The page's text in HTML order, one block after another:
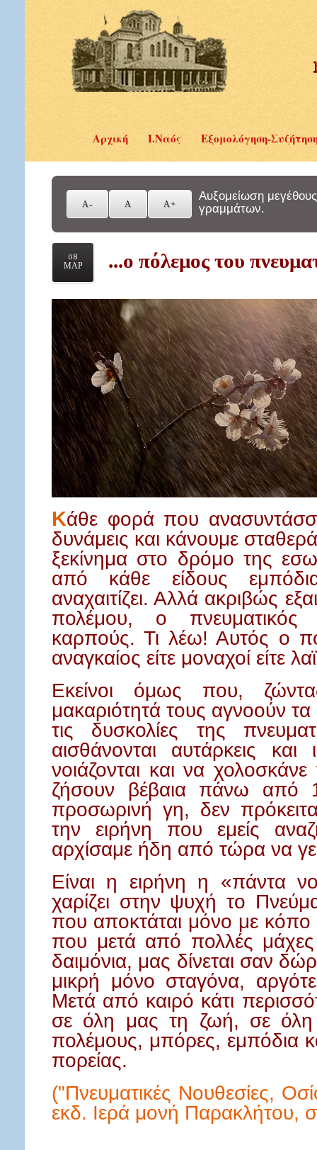
Αρχική Ι.Ναός Εξομολόγηση-
Αυξομείωση μεγέθους
γραμμάτων.
08
ΜΑΡ
...ο πόλεμος του
Κάθε φορά που
δυνάμεις και κάνουμε
ξεκίνημα στο δρόμο της
από κάθε είδους
αναχαιτίζει. Αλλά ακριβώς
πολέμου, ο
καρπούς. Τι λέω! Αυτός ο
αναγκαίος είτε μοναχοί είτε
Εκείνοι όμως που,
μακαριότητά τους αγνοούν
τις δυσκολίες της
αισθάνονται αυτάρκεις
νοιάζονται και να
ζήσουν βέβαια πάνω από
προσωρινή γη, δεν
την ειρήνη που εμείς
αρχίσαμε ήδη από τώρα να
Είναι η ειρήνη η «πάντα
χαρίζει στην ψυχή το
που αποκτάται μόνο με κόπο
που μετά από πολλές
δαιμόνια, μας δίνεται σαν
μικρή μόνο σταγόνα,
Μετά από καιρό κάτι
σε όλη μας τη ζωή, σε όλη
πολέμους, μπόρες, εμπόδια
πορείας.
("Πνευματικές Νουθεσίες,
εκδ. Ιερά μονή Παρακλήτου,